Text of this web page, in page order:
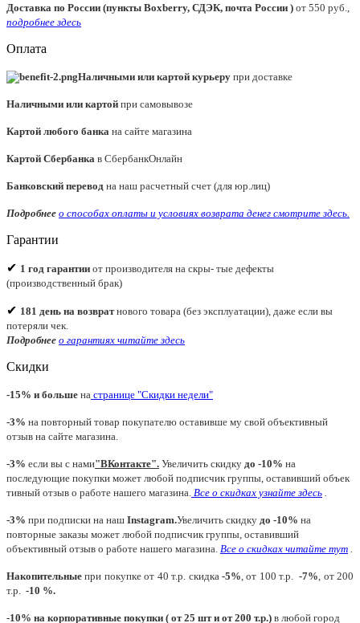
Доставка по России (пункты Boxberry, СДЭК, почта России ) от 550 руб.,
подробнее здесь
Оплата
Наличными или картой курьеру при доставке
Наличными или картой при самовывозе
Картой любого банка на сайте магазина
Картой Сбербанка в СбербанкОнлайн
Банковский перевод на наш расчетный счет (для юр.лиц)
Подробнее о способах оплаты и условиях возврата денег смотрите здесь.
Гарантии
✔ 1 год гарантии от производителя на скры- тые дефекты
(производственный брак)
✔ 181 день на возвратнового товара (без эксплуатации), даже если вы
потеряли чек.
Подробнее о гарантиях читайте здесь
Скидки
-15% и больше на странице "Скидки недели"
-3% на повторный товар покупателю оставивше му свой объективный
отзыв на сайте магазина.
-3% если вы с нами"ВКонтакте". Увеличить скидку до -10% на
последующие покупки может любой подписчик группы, оставивший объек
тивный отзыв о работе нашего магазина. Все о скидках узнайте здесь
-3% при подписки на наш Instagram.Увеличить скидку до -10% на
повторные заказы может любой подписчик группы, оставивший
объективный отзыв о работе нашего магазина. Все о скидках читайте тут
Накопительные при покупке от 40 т.р. скидка -5% , от 100 т.р.-7% , от 200
т.р. -10 %.
-10% на корпоративные покупки ( от 25 шт и от 200 т.р.) в любой город